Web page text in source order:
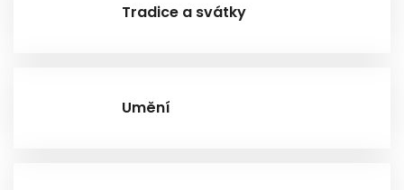
Tradice a svátky
Umění